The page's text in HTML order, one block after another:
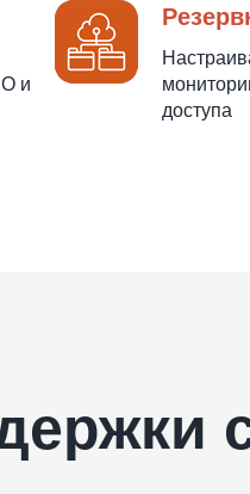
и
доступа